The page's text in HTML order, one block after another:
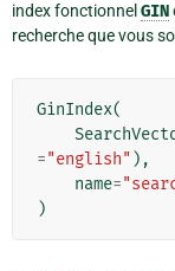
index fonctionnel GIN
recherche que vous
GinIndex(
="english" ),
name=
)